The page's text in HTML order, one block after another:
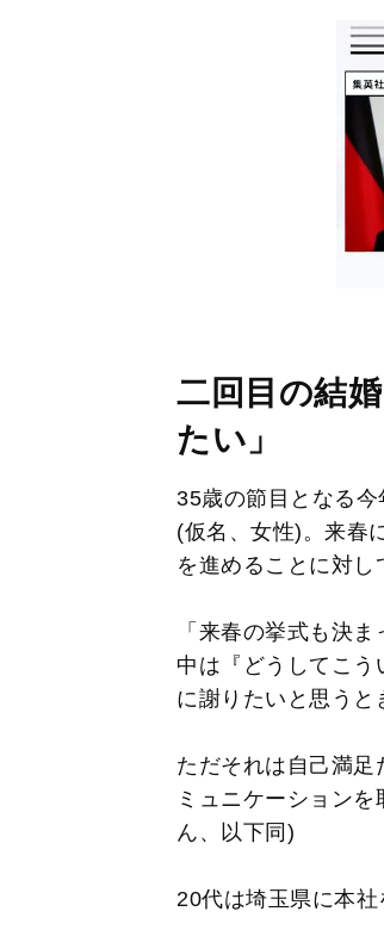
二回目の結
たい」
35歳の節目となる
(仮名、女性)。来春
を進めることに対し
「来春の挙式も決
中は『どうしてこ
に謝りたいと思うと
ただそれは自己満足
ミュニケーション
ん、以下同)
20代は埼玉県に本社